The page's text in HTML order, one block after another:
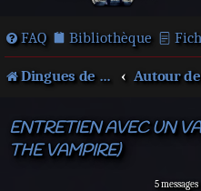
FAQ Bibliothèque
Dingues de séries télé !
ENTRETIEN AVEC UN
THE VAMPIRE)
5 messages